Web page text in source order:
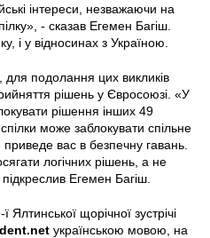
інтереси, незважаючи на
- сказав Егемен Багіш.
і у відносинах з Україною.
для подолання цих викликів
рішень у Євросоюзі. «У
рішення інших 49
може заблокувати спільне
вас в безпечну гавань.
логічних рішень, а не
Егемен Багіш.
щорічної зустрічі
українською мовою, на